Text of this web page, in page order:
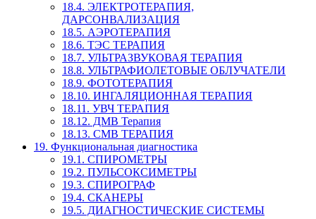
18.4. ЭЛЕКТРОТЕРАПИЯ,
ДАРСОНВАЛИЗАЦИЯ
18.5. АЭРОТЕРАПИЯ
18.6. ТЭС ТЕРАПИЯ
18.7. УЛЬТРАЗВУКОВАЯ ТЕРАПИЯ
18.8. УЛЬТРАФИОЛЕТОВЫЕ ОБЛУЧАТЕЛИ
18.9. ФОТОТЕРАПИЯ
18.10. ИНГАЛЯЦИОННАЯ ТЕРАПИЯ
18.11. УВЧ ТЕРАПИЯ
18.12. ДМВ Терапия
18.13. СМВ ТЕРАПИЯ
19. Функциональная диагностика
19.1. СПИРОМЕТРЫ
19.2. ПУЛЬСОКСИМЕТРЫ
19.3. СПИРОГРАФ
19.4. СКАНЕРЫ
19.5. ДИАГНОСТИЧЕСКИЕ СИСТЕМЫ